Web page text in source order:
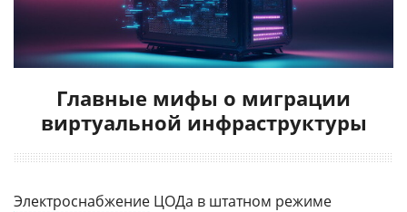
Главные мифы о миграции
виртуальной инфраструктуры
Электроснабжение ЦОДа в штатном режиме